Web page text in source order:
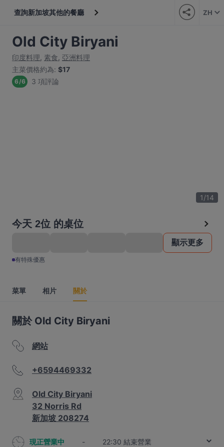
查詢新加坡其他的餐廳 ZH
Old City Biryani
印度料理, 素食, 亞洲料理
主菜價格約為: $17
6/6 3 項評論
1/14
今天 2位 的桌位
顯示更多
有特殊優惠
菜單 相片 關於
關於 Old City Biryani
網站
+6594469332
Old City Biryani
32 Norris Rd
新加坡 208274
現正營業中 -
22:30 結束營業